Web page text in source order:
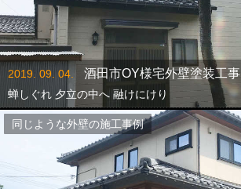
2019. 09. 04. 酒田市OY様宅外壁塗装工事
蝉しぐれ 夕立の中へ 融けにけり
同じような外壁の施工事例